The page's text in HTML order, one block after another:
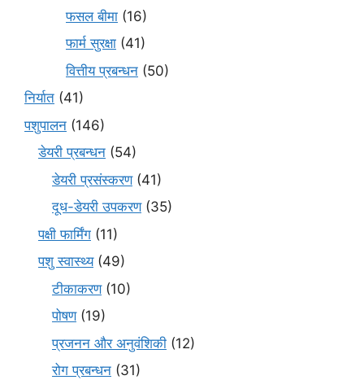
फसल बीमा (16)
फार्म सुरक्षा (41)
वित्तीय प्रबन्धन (50)
निर्यात (41)
पशुपालन (146)
डेयरी प्रबन्धन (54)
डेयरी प्रसंस्करण(41)
दूध-डेयरी उपकरण(35)
पक्षी फार्मिंग (11)
पशु स्वास्थ्य(49)
टीकाकरण(10)
पोषण(19)
प्रजनन और अनुवंशिकी (12)
रोग प्रबन्धन (31)